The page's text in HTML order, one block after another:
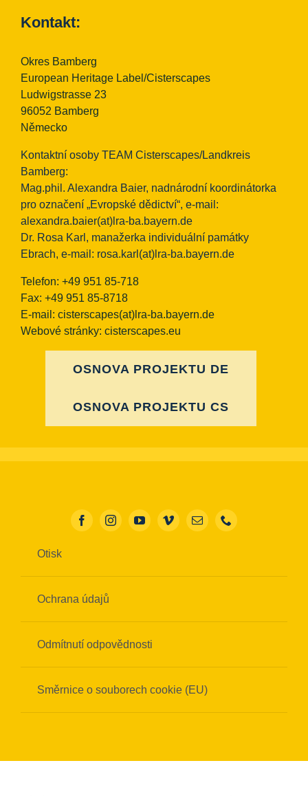
Kontakt:
Okres Bamberg
European Heritage Label/Cisterscapes
Ludwigstrasse 23
96052 Bamberg
Německo
Kontaktní osoby TEAM Cisterscapes/Landkreis
Bamberg:
Mag.phil. Alexandra Baier, nadnárodní koordinátorka
pro označení „Evropské dědictví“, e-mail:
alexandra.baier(at)lra-ba.bayern.de
Dr. Rosa Karl, manažerka individuální památky
Ebrach, e-mail: rosa.karl(at)lra-ba.bayern.de
Telefon: +49 951 85-718
Fax: +49 951 85-8718
E-mail: cisterscapes(at)lra-ba.bayern.de
Webové stránky: cisterscapes.eu
OSNOVA PROJEKTU DE
OSNOVA PROJEKTU CS
Otisk
Ochrana údajů
Odmítnutí odpovědnosti
Směrnice o souborech cookie (EU)